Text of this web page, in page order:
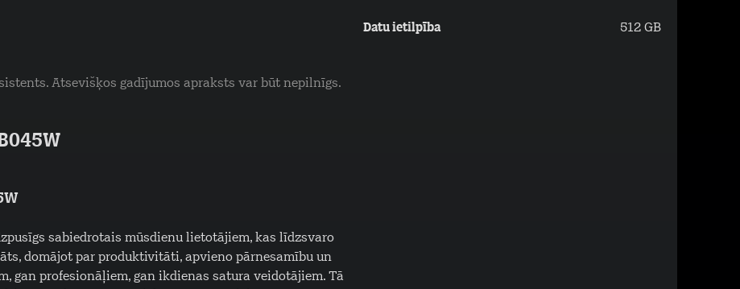
Atsevišķos gadījumos apraksts var būt nepilnīgs.
sabiedrotais mūsdienu lietotājiem, kas līdzsvaro
domājot par produktivitāti, apvieno pārnesamību un
gan profesionāļiem, gan ikdienas satura veidotājiem. Tā
Datu ietilpība 512 GB